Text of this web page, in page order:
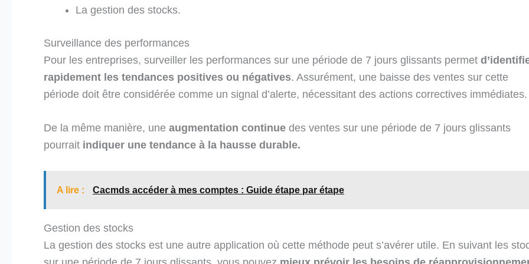
La gestion des stocks.
Surveillance des performances
Pour les entreprises, surveiller les performances sur une période de 7 jours glissants permet
rapidement les tendances positives ou négatives. Assurément, une baisse des ventes sur cette
période doit être considérée comme un signal d’alerte, nécessitant des actions correctives immédiates.
De la même manière, une augmentation continue des ventes sur une période de 7 jours glissants
pourrait indiquer une tendance à la hausse durable.
A lire : Cacmds accéder à mes comptes : Guide étape par étape
Gestion des stocks
La gestion des stocks est une autre application où cette méthode peut s’avérer utile. En suivant les